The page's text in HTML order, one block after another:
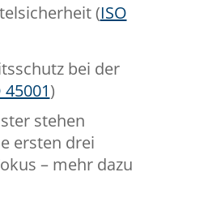
(ISO
bei der
45001)
stehen
ersten drei
– mehr dazu